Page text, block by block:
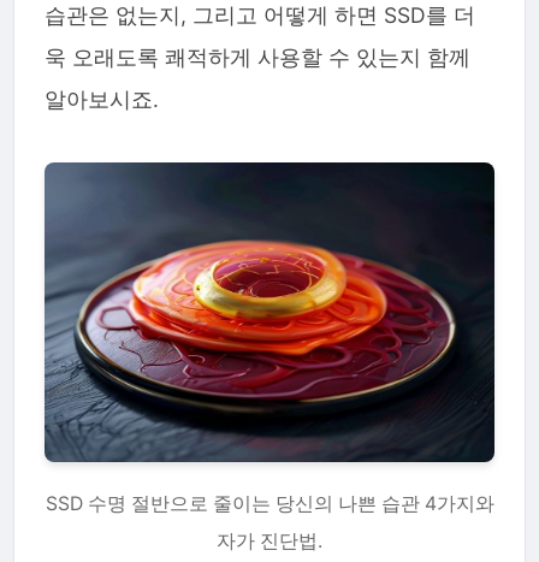
습관은 없는지, 그리고 어떻게 하면 SSD를 더
욱 오래도록 쾌적하게 사용할 수 있는지 함께
알아보시죠.
SSD 수명 절반으로 줄이는 당신의 나쁜 습관 4가지와
자가 진단법.